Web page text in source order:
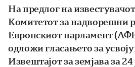
На предлог на
Комитетот за надворешни
Европскиот парламент
одложи гласањето за
Извештајот за земјава за